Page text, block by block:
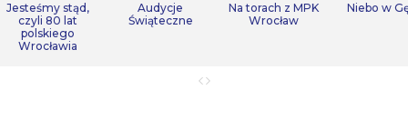
Jesteśmy stąd,
czyli 80 lat
polskiego
Wrocławia
Audycje
Świąteczne
Na torach z MPK
Wrocław
Niebo w